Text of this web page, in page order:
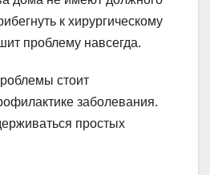
к хирургическому
проблему навсегда.
стоит
заболевания.
простых